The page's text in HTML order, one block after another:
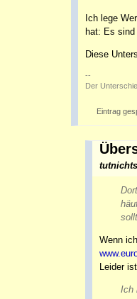
Ich lege
hat: Es sind
Diese
--
Der
Eintrag
Wenn
Leider
Ich